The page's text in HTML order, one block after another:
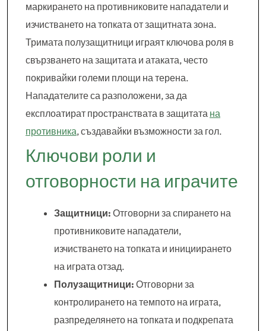
маркирането на противниковите нападатели и
изчистването на топката от защитната зона.
Тримата полузащитници играят ключова роля в
свързването на защитата и атаката, често
покривайки големи площи на терена.
Нападателите са разположени, за да
експлоатират пространствата в защитата на
противника, създавайки възможности за гол.
Ключови роли и
отговорности на играчите
Защитници: Отговорни за спирането на
противниковите нападатели,
изчистването на топката и инициирането
на играта отзад.
Полузащитници: Отговорни за
контролирането на темпото на играта,
разпределянето на топката и подкрепата